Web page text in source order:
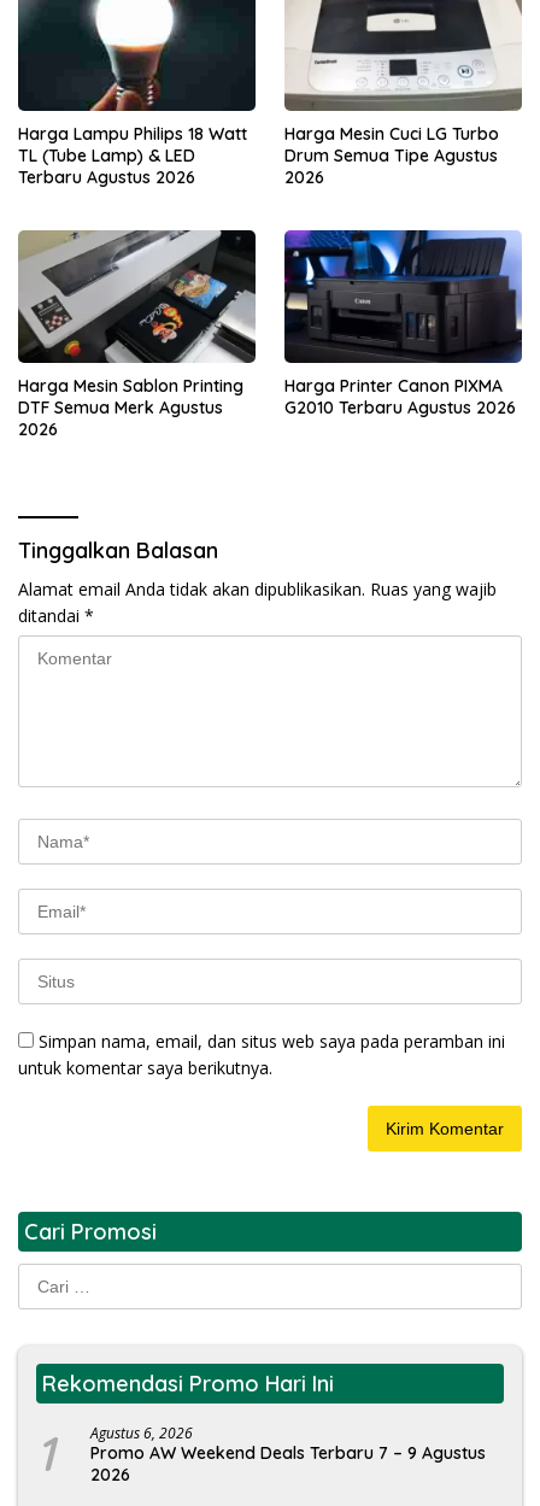
Harga Lampu Philips 18 Watt
TL (Tube Lamp) & LED
Terbaru Agustus 2026
Harga Mesin Cuci LG Turbo
Drum Semua Tipe Agustus
2026
Harga Mesin Sablon Printing
DTF Semua Merk Agustus
2026
Harga Printer Canon PIXMA
G2010 Terbaru Agustus 2026
Tinggalkan Balasan
Alamat email Anda tidak akan dipublikasikan. Ruas yang wajib
ditandai *
Simpan nama, email, dan situs web saya pada peramban ini
untuk komentar saya berikutnya.
Cari Promosi
Cari
untuk:
Rekomendasi Promo Hari Ini
1 Agustus 6, 2026
Promo AW Weekend Deals Terbaru 7 – 9 Agustus
2026